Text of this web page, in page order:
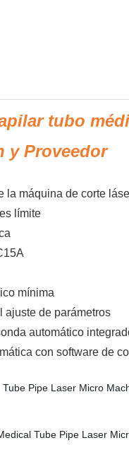
tubo
y Proveedor
la máquina de corte
límite
mínima
ajuste de parámetros
automático
con software de